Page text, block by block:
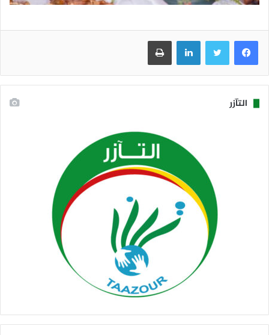
فيسبوك تويتر لينكدإن طباعة
التآزر